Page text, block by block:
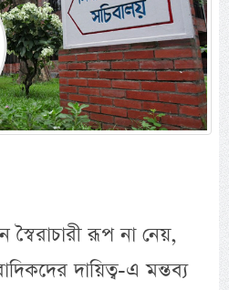
রূপ না নেয়,
দায়িত্ব-এ মন্তব্য